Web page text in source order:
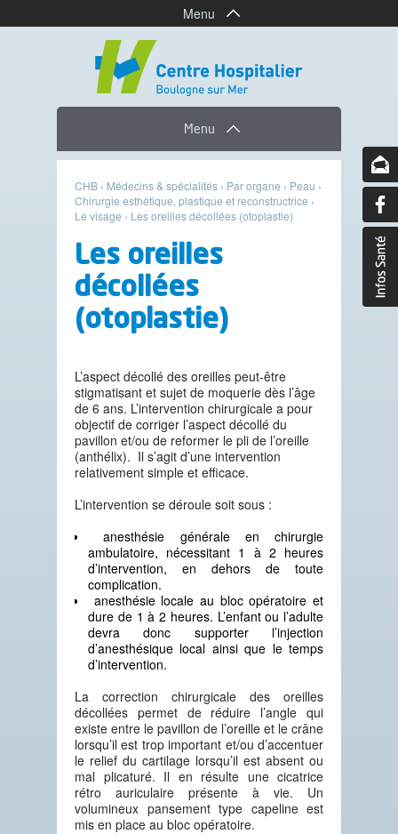
Menu
Menu
CHB › Médecins & spécialités › Par organe › Peau ›
Chirurgie esthétique, plastique et reconstructrice ›
Le visage › Les oreilles décollées (otoplastie)
Les oreilles
décollées
(otoplastie)
L’aspect décollé des oreilles peut-être
stigmatisant et sujet de moquerie dès l’âge
de 6 ans. L’intervention chirurgicale a pour
objectif de corriger l’aspect décollé du
pavillon et/ou de reformer le pli de l’oreille
(anthélix). Il s’agit d’une intervention
relativement simple et efficace.
L’intervention se déroule soit sous :
anesthésie générale en chirurgie
ambulatoire, nécessitant 1 à 2 heures
d’intervention, en dehors de toute
complication.
anesthésie locale au bloc opératoire et
dure de 1 à 2 heures. L’enfant ou l’adulte
devra donc supporter l’injection
d’anesthésique local ainsi que le temps
d’intervention.
La correction chirurgicale des oreilles
décollées permet de réduire l’angle qui
existe entre le pavillon de l’oreille et le crâne
lorsqu’il est trop important et/ou d’accentuer
le relief du cartilage lorsqu’il est absent ou
mal plicaturé. Il en résulte une cicatrice
rétro auriculaire présente à vie. Un
volumineux pansement type capeline est
mis en place au bloc opératoire.